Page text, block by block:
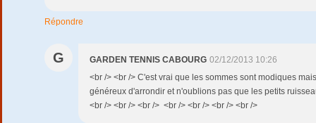
Répondre
G GARDEN TENNIS CABOURG 02/12/2013 10:26
<br /> <br /> C'est vrai que les sommes sont modiques
généreux d'arrondir et n'oublions pas que les petits
<br /> <br /> <br /> <br /> <br /> <br /> <br />